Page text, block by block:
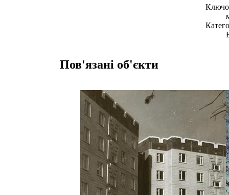
Пов'язані об'єкти